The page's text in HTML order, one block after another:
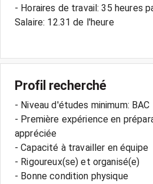
- Horaires de travail: 35 heures
Salaire: 12.31 de l'heure
Profil recherché
- Niveau d'études minimum: BAC
- Première expérience en
appréciée
- Capacité à travailler en équipe
- Rigoureux(se) et organisé(e)
- Bonne condition physique